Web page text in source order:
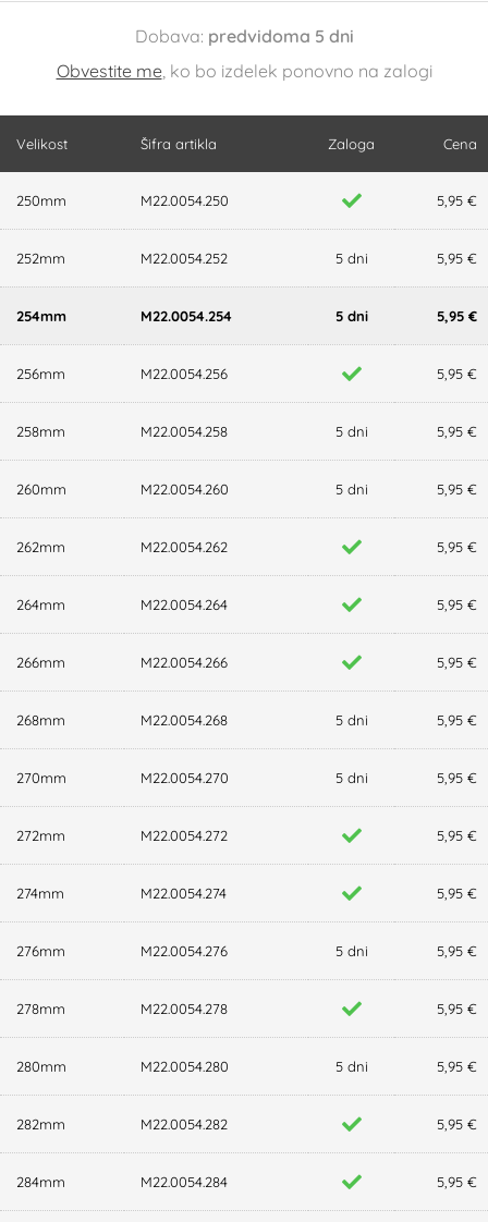
Dobava: predvidoma 5 dni
Obvestite me, ko bo izdelek ponovno na zalogi
Velikost Šifra artikla Zaloga Cena
250mm M22.0054.250 5,95 €
252mm M22.0054.252 5 dni 5,95 €
254mm M22.0054.254 5 dni 5,95 €
256mm M22.0054.256 5,95 €
258mm M22.0054.258 5 dni 5,95 €
260mm M22.0054.260 5 dni 5,95 €
262mm M22.0054.262 5,95 €
264mm M22.0054.264 5,95 €
266mm M22.0054.266 5,95 €
268mm M22.0054.268 5 dni 5,95 €
270mm M22.0054.270 5 dni 5,95 €
272mm M22.0054.272 5,95 €
274mm M22.0054.274 5,95 €
276mm M22.0054.276 5 dni 5,95 €
278mm M22.0054.278 5,95 €
280mm M22.0054.280 5 dni 5,95 €
282mm M22.0054.282 5,95 €
284mm M22.0054.284 5,95 €